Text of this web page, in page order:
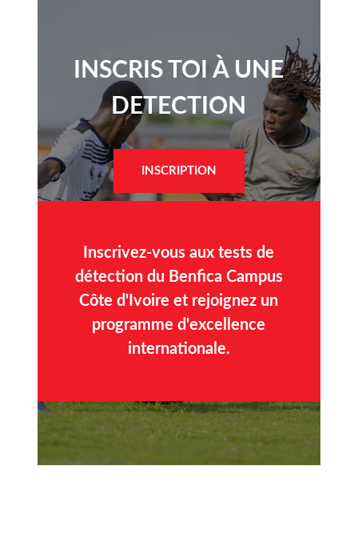
INSCRIS TOI À UNE
DETECTION​
INSCRIPTION
Inscrivez-vous aux tests de
détection du Benfica Campus
Côte d'Ivoire et rejoignez un
programme d'excellence
internationale.